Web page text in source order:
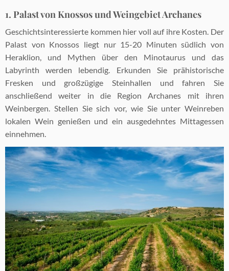
1. Palast von Knossos und Weingebiet Archanes
Geschichtsinteressierte kommen hier voll auf ihre Kosten. Der
Palast von Knossos liegt nur 15-20 Minuten südlich von
Heraklion, und Mythen über den Minotaurus und das
Labyrinth werden lebendig. Erkunden Sie prähistorische
Fresken und großzügige Steinhallen und fahren Sie
anschließend weiter in die Region Archanes mit ihren
Weinbergen. Stellen Sie sich vor, wie Sie unter Weinreben
lokalen Wein genießen und ein ausgedehntes Mittagessen
einnehmen.